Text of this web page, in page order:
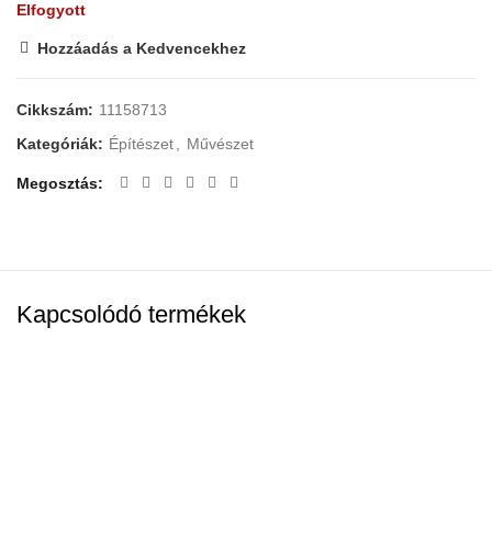
Elfogyott
Hozzáadás a Kedvencekhez
Cikkszám: 11158713
Kategóriák: Építészet, Művészet
Megosztás
Kapcsolódó termékek